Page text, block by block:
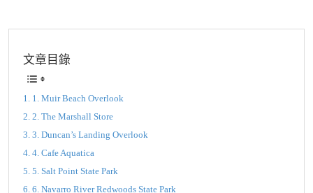
文章目錄
1. Muir Beach Overlook
2. The Marshall Store
3. Duncan’s Landing Overlook
4. Cafe Aquatica
5. Salt Point State Park
6. Navarro River Redwoods State Park